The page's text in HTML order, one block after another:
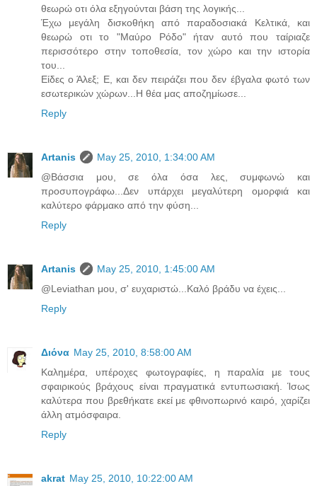
θεωρώ οτι όλα εξηγούνται βάση της λογικής...
Έχω μεγάλη δισκοθήκη από παραδοσιακά Κελτικά, και
θεωρώ οτι το "Μαύρο Ρόδο" ήταν αυτό που ταίριαζε
περισσότερο στην τοποθεσία, τον χώρο και την ιστορία
του...
Είδες ο Άλεξ; Ε, και δεν πειράζει που δεν έβγαλα φωτό των
εσωτερικών χώρων...Η θέα μας αποζημίωσε...
Reply
Artanis
May 25, 2010, 1:34:00 AM
@Βάσσια μου, σε όλα όσα λες, συμφωνώ και
προσυπογράφω...Δεν υπάρχει μεγαλύτερη ομορφιά και
καλύτερο φάρμακο από την φύση...
Reply
Artanis
May 25, 2010, 1:45:00 AM
@Leviathan μου, σ' ευχαριστώ...Καλό βράδυ να έχεις...
Reply
Διόνα May 25, 2010, 8:58:00 AM
Καλημέρα, υπέροχες φωτογραφίες, η παραλία με τους
σφαιρικούς βράχους είναι πραγματικά εντυπωσιακή. Ίσως
καλύτερα που βρεθήκατε εκεί με φθινοπωρινό καιρό, χαρίζει
άλλη ατμόσφαιρα.
Reply
akrat May 25, 2010, 10:22:00 AM